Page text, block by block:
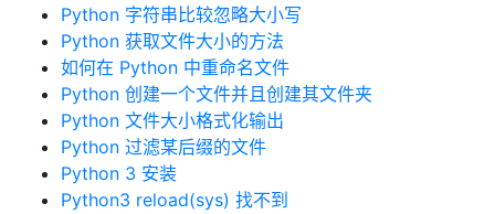
Python 字符串比较忽略大小写
Python 获取文件大小的方法
如何在 Python 中重命名文件
Python 创建一个文件并且创建其文件夹
Python 文件大小格式化输出
Python 过滤某后缀的文件
Python 3 安装
Python3 reload(sys) 找不到